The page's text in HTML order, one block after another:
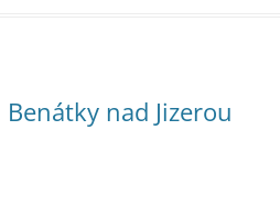
nad Jizerou